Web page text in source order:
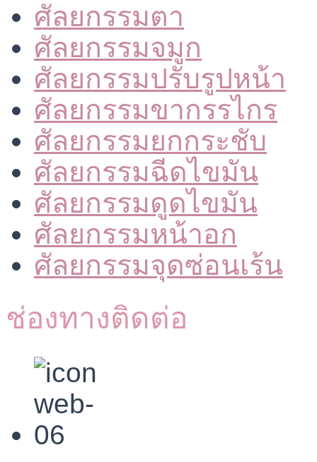
ศัลยกรรมตา
ศัลยกรรมจมูก
ศัลยกรรมปรับรูปหน้า
ศัลยกรรมขากรรไกร
ศัลยกรรมยกกระชับ
ศัลยกรรมฉีดไขมัน
ศัลยกรรมดูดไขมัน
ศัลยกรรมหน้าอก
ศัลยกรรมจุดซ่อนเร้น
ช่องทางติดต่อ